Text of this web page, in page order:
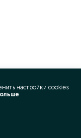
настройки cookies